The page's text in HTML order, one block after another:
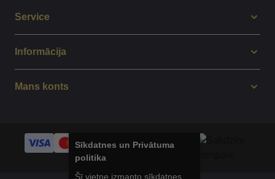
Service
Informācija
Mans konts
Sīkdatnes un Privātuma
politika
Šī vietne izmanto sīkdatnes,